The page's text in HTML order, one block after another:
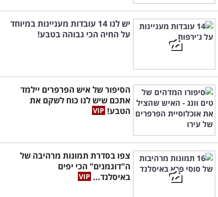
יש לנו 14 עובדות מעניינות במיוחד
על החיה הכי גבוהה בטבע!
הסיפור של איש הפרפרים יילמד
אתכם שיש לנו כוח לשקם את
הטבע!
צפו בסדרת תמונות מרהיבה של
ה"דוגמנים" הכי יפים
באיסלנד...